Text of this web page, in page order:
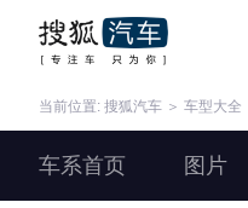
当前位置: 搜狐汽车 ＞ 车型大全
车系首页 图片